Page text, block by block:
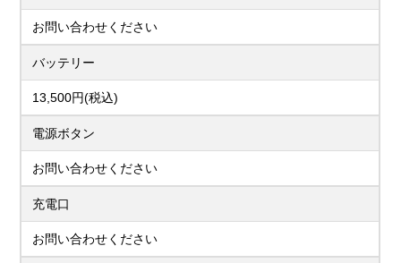
お問い合わせください
バッテリー
13,500円(税込)
電源ボタン
お問い合わせください
充電口
お問い合わせください